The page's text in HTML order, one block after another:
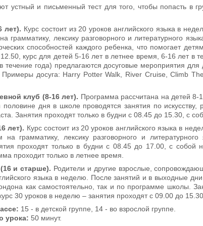
устный и письменный тест для того, чтобы попасть в
лет). Курс состоит из 20 уроков английского языка в
грамматику, лексику разговорного и литературного
способностей каждого ребенка, что помогает
курс для детей 5-16 лет в летнее время, 6-16 лет в
течение года) предлагаются досуговые мероприятия
досуга: Harry Potter Walk, River Cruise, Climb
клуб (8-16 лет). Программа рассчитана на детей 8-
дня в школе проводятся занятия по
Занятия проходят только в будни с 08.45 до 15.30, с
лет). Курс состоит из 20 уроков английского языка в
грамматику, лексику разговорного и
проходят только в будни с 08.45 до 17.00, с
проходит только в летнее время.
и старше). Родители и другие взрослые,
языка в неделю. После занятий и в выходные
как самостоятельно, так и по программе школы.
30 уроков в неделю – занятия проходят с 09.00 до 15.30.
15 - в детской группе, 14 - во взрослой группе.
урока: 50 минут.